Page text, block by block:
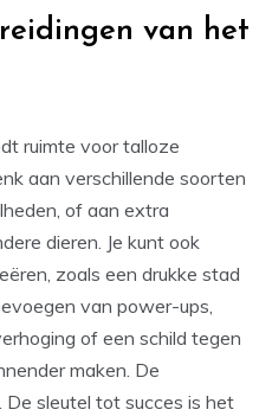
van het
ruimte voor talloze
aan verschillende soorten
of aan extra
dieren. Je kunt ook
zoals een drukke stad
van power-ups,
of een schild tegen
maken. De
De sleutel tot succes is het